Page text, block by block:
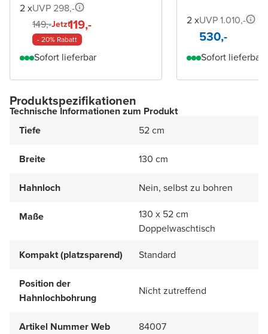
2 xUVP 298,-
149,-Jetzt119,-
- 20% Rabatt
Sofort lieferbar
2 xUVP 1.010,-
530,-
Sofort lieferbar
Produktspezifikationen
Technische Informationen zum Produkt
Tiefe
52 cm
Breite 130 cm
Hahnloch Nein, selbst zu bohren
Maße
130 x 52 cm
Doppelwaschtisch
Kompakt (platzsparend)
Standard
Position der
Hahnlochbohrung
Nicht zutreffend
Artikel Nummer Web 84007